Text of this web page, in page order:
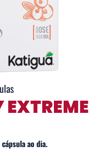
EXTREME
ao dia.